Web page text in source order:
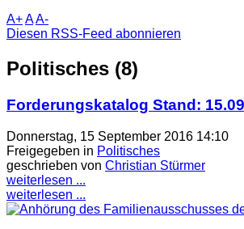
A+AA-
Diesen RSS-Feed abonnieren
Politisches (8)
Forderungskatalog Stand:
Donnerstag, 15 September 2016 14:10
Freigegeben in Politisches
geschrieben von Christian Stürmer
weiterlesen ...
weiterlesen ...